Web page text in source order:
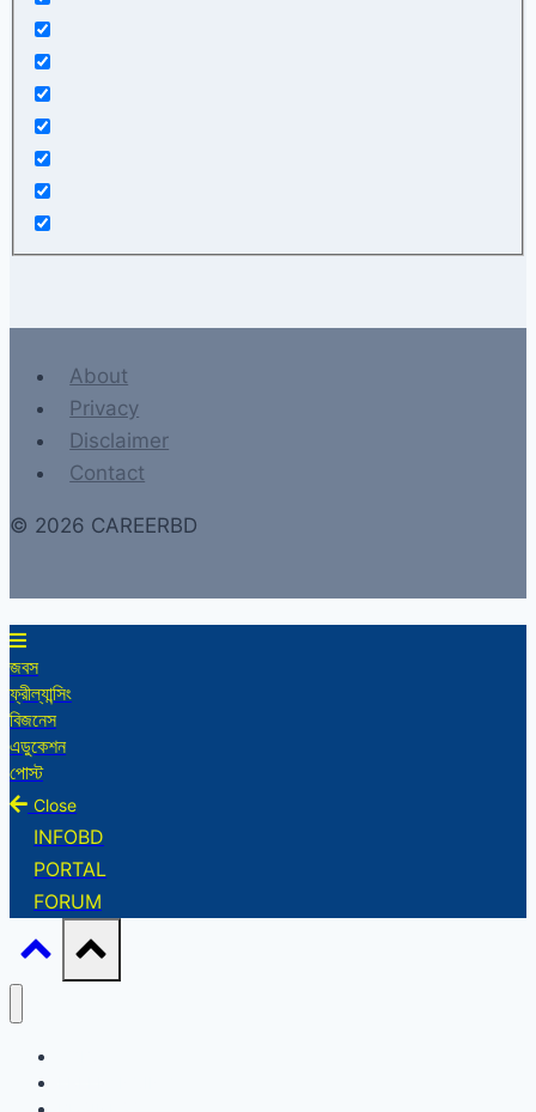
About
Privacy
Disclaimer
Contact
© 2026 CAREERBD
জবস
ফ্রীল্যান্সিং
বিজনেস
এডুকেশন
পোস্ট
Close
INFOBD
PORTAL
FORUM